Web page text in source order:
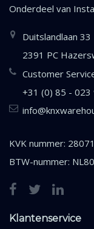
Onderdeel van
Duitslandlaan 33
2391 PC
Customer
+31 (0) 85 - 023
KVK nummer:
BTW-nummer:
Klantenservice